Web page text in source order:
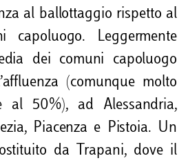
al ballottaggio rispetto al
capoluogo. Leggermente
dei comuni capoluogo
(comunque molto
al 50%), ad Alessandria,
Piacenza e Pistoia. Un
da Trapani, dove il